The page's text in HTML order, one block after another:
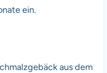
ein.
aus dem